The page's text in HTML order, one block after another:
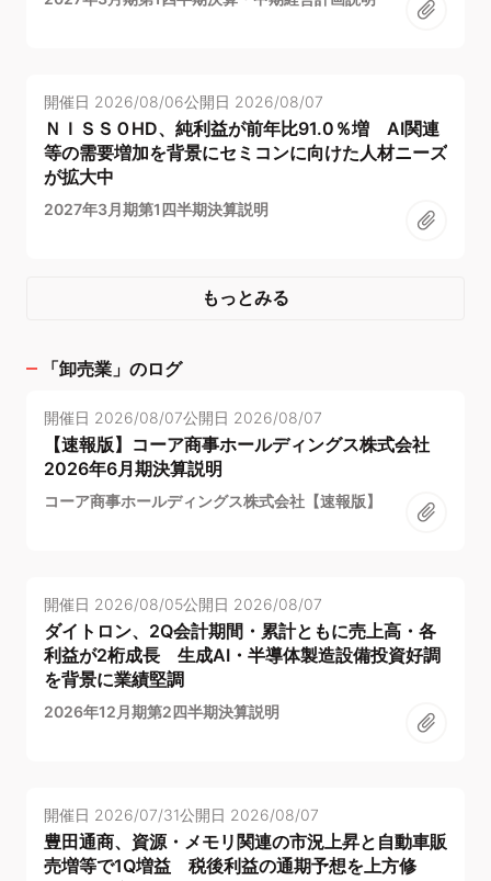
開催日 2026/08/06公開日 2026/08/07
ＮＩＳＳＯHD、純利益が前年比91.0％増 AI関連
等の需要増加を背景にセミコンに向けた人材ニーズ
が拡大中
2027年3月期第1四半期決算説明
もっとみる
「卸売業 」のログ
開催日 2026/08/07公開日 2026/08/07
【速報版】コーア商事ホールディングス株式会社
2026年6月期決算説明
コーア商事ホールディングス株式会社【速報版】
開催日 2026/08/05公開日 2026/08/07
ダイトロン、2Q会計期間・累計ともに売上高・各
利益が2桁成長 生成AI・半導体製造設備投資好調
を背景に業績堅調
2026年12月期第2四半期決算説明
開催日 2026/07/31公開日 2026/08/07
豊田通商、資源・メモリ関連の市況上昇と自動車販
売増等で1Q増益 税後利益の通期予想を上方修